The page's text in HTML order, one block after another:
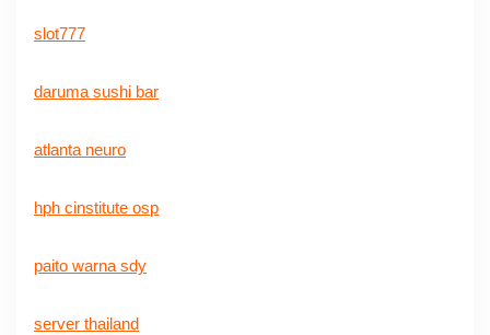
slot777
daruma sushi bar
atlanta neuro
hph cinstitute osp
paito warna sdy
server thailand